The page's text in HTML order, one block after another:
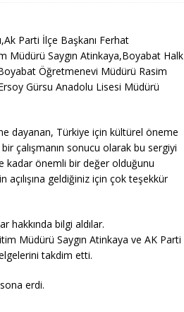
Parti İlçe Başkanı Ferhat
Müdürü Saygın Atinkaya,Boyabat Halk
Öğretmenevi Müdürü Rasim
Gürsu Anadolu Lisesi Müdürü
dayanan, Türkiye için kültürel öneme
çalışmanın sonucu olarak bu sergiyi
kadar önemli bir değer olduğunu
geldiğiniz için çok teşekkür
hakkında bilgi aldılar.
Müdürü Saygın Atinkaya ve AK Parti
takdim etti.
erdi.